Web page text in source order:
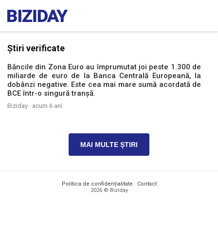
Știri verificate
Băncile din Zona Euro au împrumutat joi peste 1.300 de
miliarde de euro de la Banca Centrală Europeană, la
dobânzi negative. Este cea mai mare sumă acordată de
BCE într-o singură tranșă.
Biziday · acum 6 ani
MAI MULTE ȘTIRI
Politica de confidențialitate · Contact
2026 © Biziday